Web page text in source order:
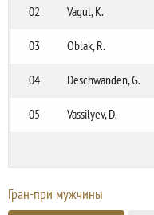
02 Vagul, K.
03 Oblak, R.
04 Deschwanden, G.
05 Vassilyev, D.
Гран-при мужчины